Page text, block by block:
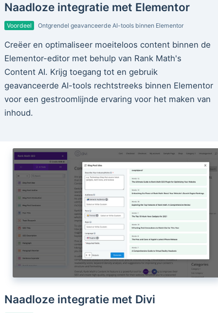
Naadloze integratie met Elementor
Voordeel Ontgrendel geavanceerde AI-tools binnen Elementor
Creëer en optimaliseer moeiteloos content binnen de
Elementor-editor met behulp van Rank Math's
Content AI. Krijg toegang tot en gebruik
geavanceerde AI-tools rechtstreeks binnen Elementor
voor een gestroomlijnde ervaring voor het maken van
inhoud.
Naadloze integratie met Divi